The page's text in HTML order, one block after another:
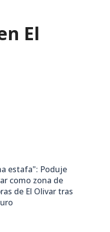
El
estafa": Poduje
como zona de
de El Olivar tras